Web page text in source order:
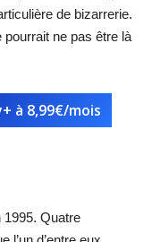
de bizarrerie.
pourrait ne pas être là
à 8,99€/mois
1995. Quatre